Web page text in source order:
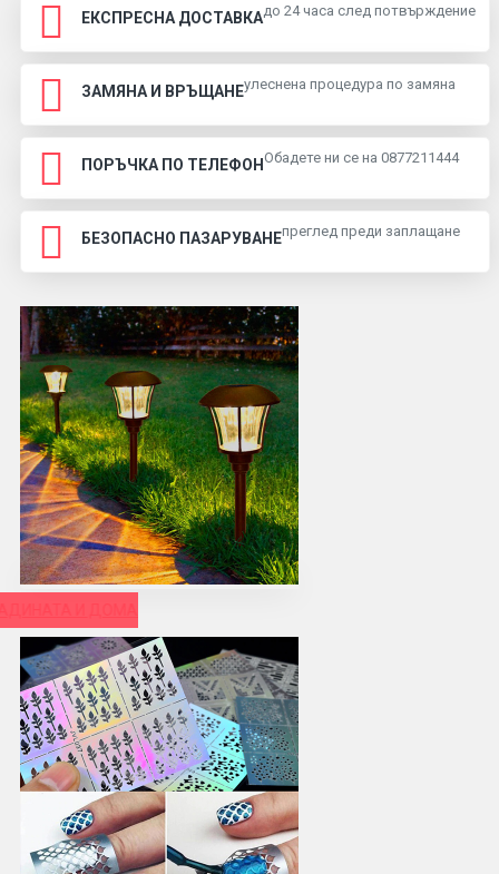
ЕКСПРЕСНА ДОСТАВКАдо 24 часа след потвърждение
ЗАМЯНА И ВРЪЩАНЕулеснена процедура по замяна
ПОРЪЧКА ПО ТЕЛЕФОН Обадете ни се на 0877211444
БЕЗОПАСНО ПАЗАРУВАНЕпреглед преди заплащане